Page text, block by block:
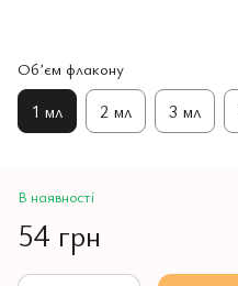
Обʼєм флакону
1 мл 2 мл 3 мл
В наявності
54 грн